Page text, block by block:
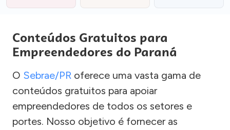
Conteúdos Gratuitos para
Empreendedores do Paraná
O Sebrae/PR oferece uma vasta gama de
conteúdos gratuitos para apoiar
empreendedores de todos os setores e
portes. Nosso objetivo é fornecer as